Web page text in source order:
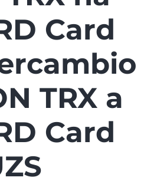
Card
TRX a
Card